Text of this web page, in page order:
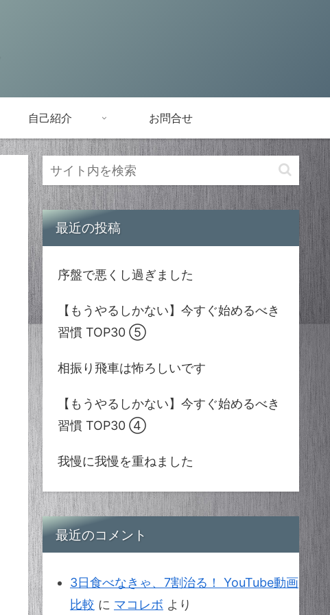
自己紹介 お問合せ
最近の投稿
序盤で悪くし過ぎました
【もうやるしかない】今すぐ始めるべき
習慣 TOP30 ⑤
相振り飛車は怖ろしいです
【もうやるしかない】今すぐ始めるべき
習慣 TOP30 ④
我慢に我慢を重ねました
最近のコメント
3日食べなきゃ、7割治る！ YouTube動画
比較 に マコレボ より